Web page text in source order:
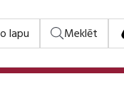
lapu Meklēt